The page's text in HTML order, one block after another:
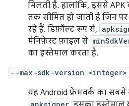
मिलती है. हालांकि, इससे APK
तक सीमित हो जाती है जिन
रहे हैं. डिफ़ॉल्ट रूप से,
मेनिफ़ेस्ट फ़ाइल से
का इस्तेमाल करता है.
--max-sdk-version <integer>
यह Android फ़्रेमवर्क का